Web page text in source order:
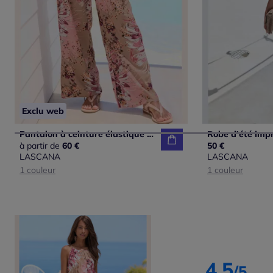
Exclu web
Pantalon à ceinture élastique avec poches latérales imprimé fleuri
à partir de 60 €
LASCANA
1 couleur
50 €
LASCANA
1 couleur